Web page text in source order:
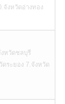
จังหวัดอ่างทอง
หวัดชลบุรี
ระยอง 7.จังหวัด